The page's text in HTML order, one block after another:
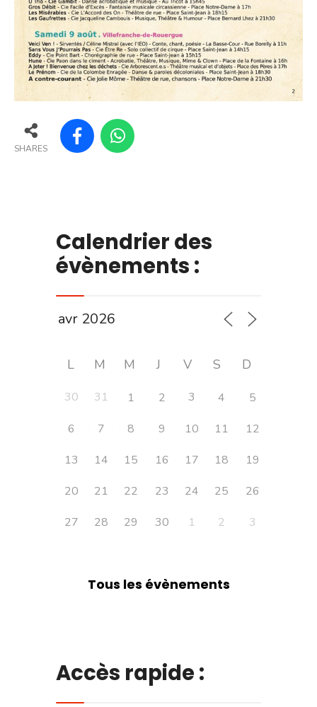
SHARES
Calendrier des
évènements :
L M M J V S D
30 31 1 2 3 4
5
6
7 8 9 10 11
12
13
14 15 16 17 18
19
20
21 22 23 24 25
26
27
28 29 30 1 2 3
Tous les évènements
Accès rapide :